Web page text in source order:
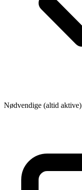
Nødvendige (altid aktive)